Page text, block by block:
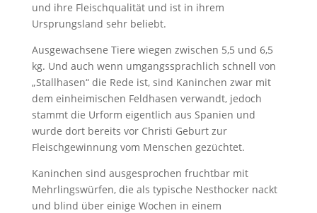
und ihre Fleischqualität und ist in ihrem
Ursprungsland sehr beliebt.
Ausgewachsene Tiere wiegen zwischen 5,5 und 6,5
kg. Und auch wenn umgangssprachlich schnell von
„Stallhasen“ die Rede ist, sind Kaninchen zwar mit
dem einheimischen Feldhasen verwandt, jedoch
stammt die Urform eigentlich aus Spanien und
wurde dort bereits vor Christi Geburt zur
Fleischgewinnung vom Menschen gezüchtet.
Kaninchen sind ausgesprochen fruchtbar mit
Mehrlingswürfen, die als typische Nesthocker nackt
und blind über einige Wochen in einem